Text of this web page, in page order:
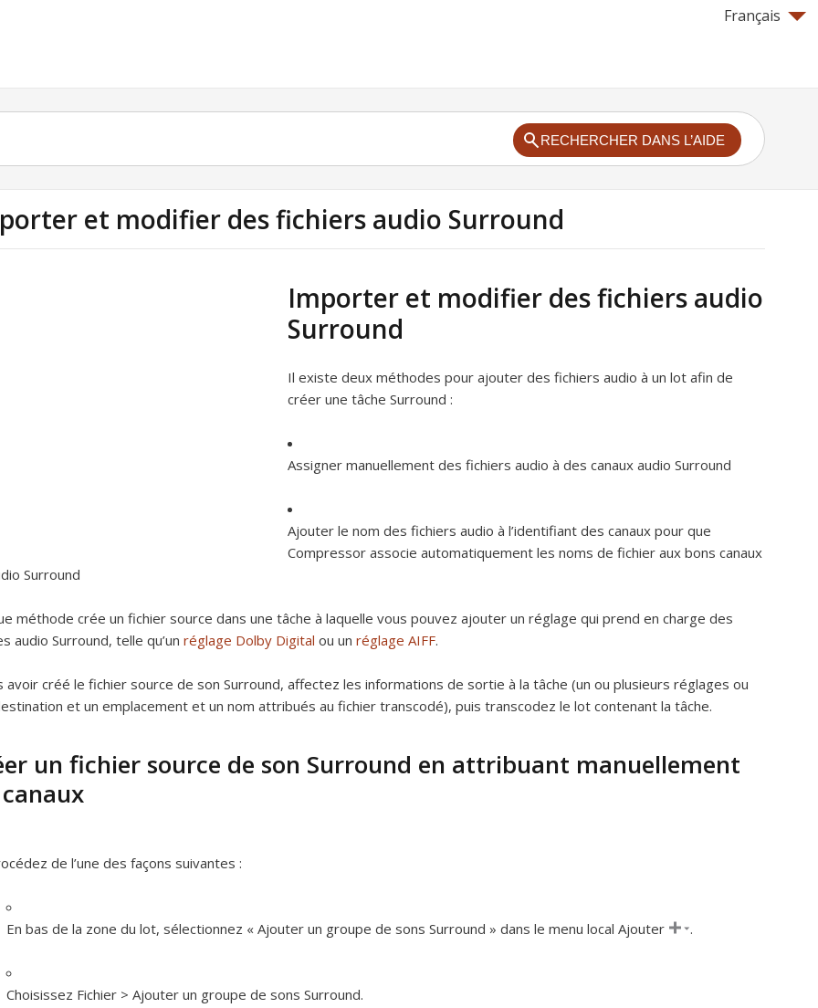
Français
RECHERCHER DANS L’AIDE
et modifier des fichiers audio Surround
Importer et modifier des fichiers audio
Surround
Il existe deux méthodes pour ajouter des fichiers audio à un lot afin de
créer une tâche Surround :
Assigner manuellement des fichiers audio à des canaux audio Surround
Ajouter le nom des fichiers audio à l’identifiant des canaux pour que
Compressor associe automatiquement les noms de fichier aux bons canaux
Surround
méthode crée un fichier source dans une tâche à laquelle vous pouvez ajouter un réglage qui prend en charge des
audio Surround, telle qu’un réglage Dolby Digital ou un réglage AIFF.
avoir créé le fichier source de son Surround, affectez les informations de sortie à la tâche (un ou plusieurs réglages ou
et un emplacement et un nom attribués au fichier transcodé), puis transcodez le lot contenant la tâche.
un fichier source de son Surround en attribuant manuellement
de l’une des façons suivantes :
En bas de la zone du lot, sélectionnez « Ajouter un groupe de sons Surround » dans le menu local Ajouter .
Choisissez Fichier > Ajouter un groupe de sons Surround.